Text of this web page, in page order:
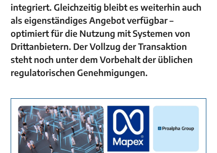
integriert. Gleichzeitig bleibt es weiterhin auch
als eigenständiges Angebot verfügbar –
optimiert für die Nutzung mit Systemen von
Drittanbietern. Der Vollzug der Transaktion
steht noch unter dem Vorbehalt der üblichen
regulatorischen Genehmigungen.